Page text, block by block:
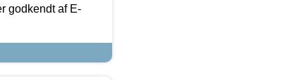
godkendt af E-